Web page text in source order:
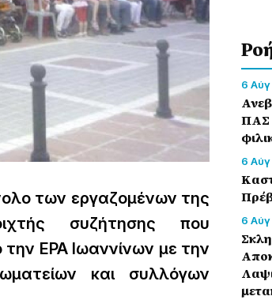
των εργαζομένων της
συζήτησης που
ΕΡΑ Ιωαννίνων με την
και συλλόγων
6 Αύγ
ΠΑΣ
6 Αύγ
6 Αύγ